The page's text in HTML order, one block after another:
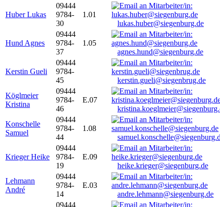
Huber Lukas
09444
9784-
30
1.01
lukas.huber@siegenburg.de
Hund Agnes
09444
9784-
37
1.05
agnes.hund@siegenburg.de
Kerstin Gueli
09444
9784-
45
kerstin.gueli@siegenbrug.de
Köglmeier
Kristina
09444
9784-
46
E.07
Konschelle
Samuel
09444
9784-
44
1.08
Krieger Heike
09444
9784-
19
E.09
heike.krieger@siegenburg.de
Lehmann
André
09444
9784-
14
E.03
andre.lehmann@siegenburg.de
09444